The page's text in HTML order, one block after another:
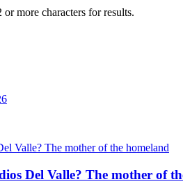
or more characters for results.
Del Valle? The mother of